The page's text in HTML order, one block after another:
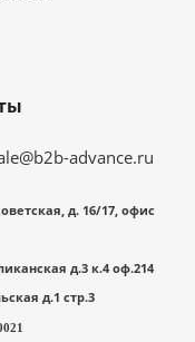
advance.ru
д. 16/17, офис
д.3 к.4 оф.214
д.1 стр.3